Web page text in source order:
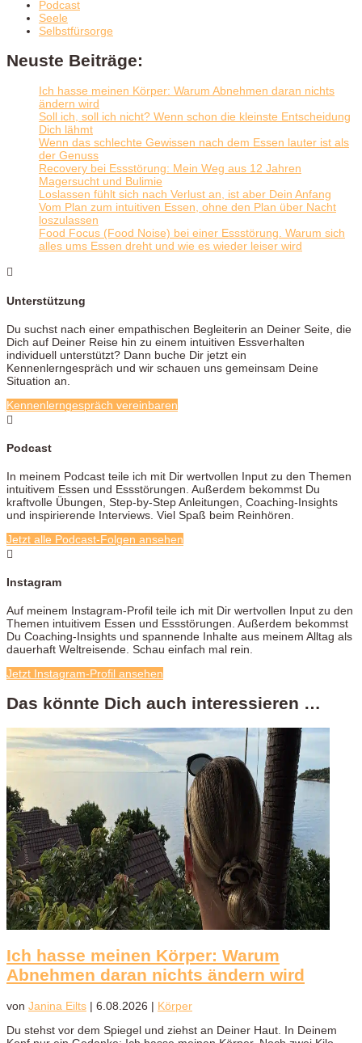
Podcast
Seele
Selbstfürsorge
Neuste Beiträge:
Ich hasse meinen Körper: Warum Abnehmen daran nichts
ändern wird
Soll ich, soll ich nicht? Wenn schon die kleinste Entscheidung
Dich lähmt
Wenn das schlechte Gewissen nach dem Essen lauter ist als
der Genuss
Recovery bei Essstörung: Mein Weg aus 12 Jahren
Magersucht und Bulimie
Loslassen fühlt sich nach Verlust an, ist aber Dein Anfang
Vom Plan zum intuitiven Essen, ohne den Plan über Nacht
loszulassen
Food Focus (Food Noise) bei einer Essstörung. Warum sich
alles ums Essen dreht und wie es wieder leiser wird

Unterstützung
Du suchst nach einer empathischen Begleiterin an Deiner Seite, die
Dich auf Deiner Reise hin zu einem intuitiven Essverhalten
individuell unterstützt? Dann buche Dir jetzt ein
Kennenlerngespräch und wir schauen uns gemeinsam Deine
Situation an.
Kennenlerngespräch vereinbaren

Podcast
In meinem Podcast teile ich mit Dir wertvollen Input zu den Themen
intuitivem Essen und Essstörungen. Außerdem bekommst Du
kraftvolle Übungen, Step-by-Step Anleitungen, Coaching-Insights
und inspirierende Interviews. Viel Spaß beim Reinhören.
Jetzt alle Podcast-Folgen ansehen

Instagram
Auf meinem Instagram-Profil teile ich mit Dir wertvollen Input zu den
Themen intuitivem Essen und Essstörungen. Außerdem bekommst
Du Coaching-Insights und spannende Inhalte aus meinem Alltag als
dauerhaft Weltreisende. Schau einfach mal rein.
Jetzt Instagram-Profil ansehen
Das könnte Dich auch interessieren …
Ich hasse meinen Körper: Warum
Abnehmen daran nichts ändern wird
von Janina Eilts | 6.08.2026 | Körper
Du stehst vor dem Spiegel und ziehst an Deiner Haut. In Deinem